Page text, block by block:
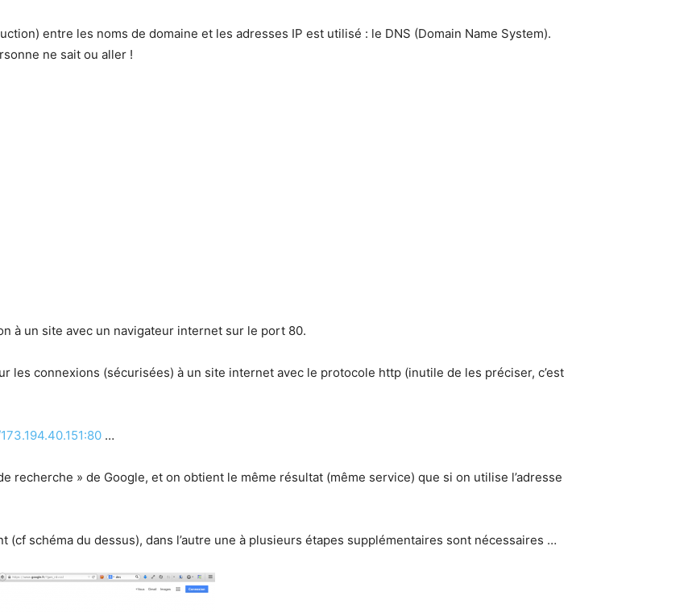
entre les noms de domaine et les adresses IP est utilisé : le DNS (Domain Name System).
ne sait ou aller !
à un site avec un navigateur internet sur le port 80.
les connexions (sécurisées) à un site internet avec le protocole http (inutile de les préciser, c’est
173.194.40.151:80 …
recherche » de Google, et on obtient le même résultat (même service) que si on utilise l’adresse
(cf schéma du dessus), dans l’autre une à plusieurs étapes supplémentaires sont nécessaires …